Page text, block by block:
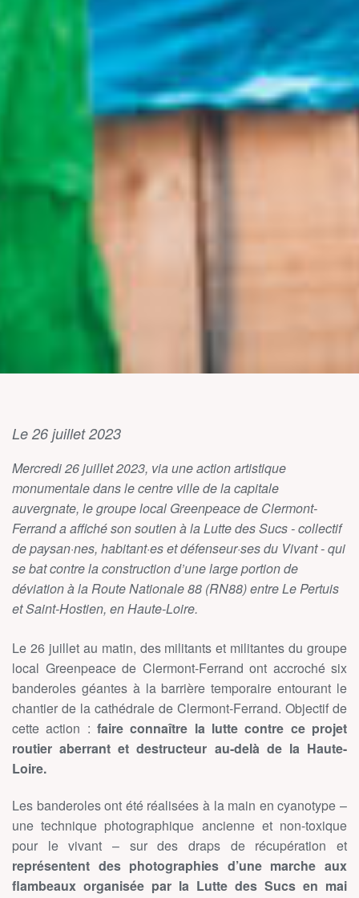
Le 26 juillet 2023
Mercredi 26 juillet 2023, via une action artistique
monumentale dans le centre ville de la capitale
auvergnate, le groupe local Greenpeace de Clermont-
Ferrand a affiché son soutien à la Lutte des Sucs - collectif
de paysan·nes, habitant·es et défenseur·ses du Vivant - qui
se bat contre la construction d’une large portion de
déviation à la Route Nationale 88 (RN88) entre Le Pertuis
et Saint-Hostien, en Haute-Loire.
Le 26 juillet au matin, des militants et militantes du groupe
local Greenpeace de Clermont-Ferrand ont accroché six
banderoles géantes à la barrière temporaire entourant le
chantier de la cathédrale de Clermont-Ferrand. Objectif de
cette action : faire connaître la lutte contre ce projet
routier aberrant et destructeur au-delà de la Haute-
Loire.
Les banderoles ont été réalisées à la main en cyanotype –
une technique photographique ancienne et non-toxique
pour le vivant – sur des draps de récupération et
représentent des photographies d’une marche aux
flambeaux organisée par la Lutte des Sucs en mai